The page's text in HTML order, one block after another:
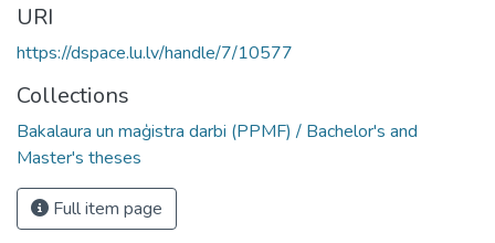
URI
https://dspace.lu.lv/handle/7/10577
Collections
Bakalaura un maģistra darbi (PPMF) / Bachelor's and
Master's theses
Full item page